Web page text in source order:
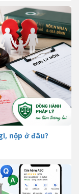
nộp ở đâu?